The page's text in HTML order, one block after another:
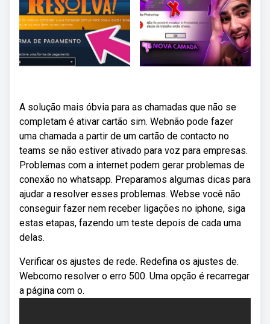
A solução mais óbvia para as chamadas que não se
completam é ativar cartão sim. Webnão pode fazer
uma chamada a partir de um cartão de contacto no
teams se não estiver ativado para voz para empresas.
Problemas com a internet podem gerar problemas de
conexão no whatsapp. Preparamos algumas dicas para
ajudar a resolver esses problemas. Webse você não
conseguir fazer nem receber ligações no iphone, siga
estas etapas, fazendo um teste depois de cada uma
delas.
Verificar os ajustes de rede. Redefina os ajustes de.
Webcomo resolver o erro 500. Uma opção é recarregar
a página com o.